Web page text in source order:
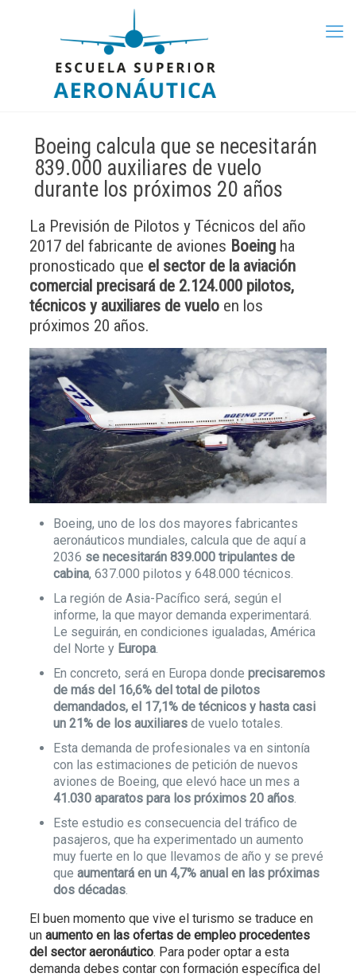
Boeing calcula que se necesitarán
839.000 auxiliares de vuelo
durante los próximos 20 años
La Previsión de Pilotos y Técnicos del año
2017 del fabricante de aviones Boeingha
pronosticado que el sector de la aviación
comercial precisará de 2.124.000 pilotos,
técnicos y auxiliares de vuelo en los
próximos 20 años.
Boeing, uno de los dos mayores fabricantes
aeronáuticos mundiales, calcula que de aquí a
2036 se necesitarán 839.000 tripulantes de
cabina, 637.000 pilotos y 648.000 técnicos.
La región de Asia-Pacífico será, según el
informe, la que mayor demanda experimentará.
Le seguirán, en condiciones igualadas, América
del Norte y Europa.
En concreto, será en Europa donde precisaremos
de más del 16,6% del total de pilotos
demandados, el 17,1% de técnicos y hasta casi
un 21% de los auxiliaresde vuelo totales.
Esta demanda de profesionales va en sintonía
con las estimaciones de petición de nuevos
aviones de Boeing, que elevó hace un mes a
41.030 aparatos para los próximos 20 años.
Este estudio es consecuencia del tráfico de
pasajeros, que ha experimentado un aumento
muy fuerte en lo que llevamos de año y se prevé
que aumentará en un 4,7% anual en las próximas
dos décadas.
El buen momento que vive el turismo se traduce en
un aumento en las ofertas de empleo procedentes
del sector aeronáutico. Para poder optar a esta
demanda debes contar con formación específica del